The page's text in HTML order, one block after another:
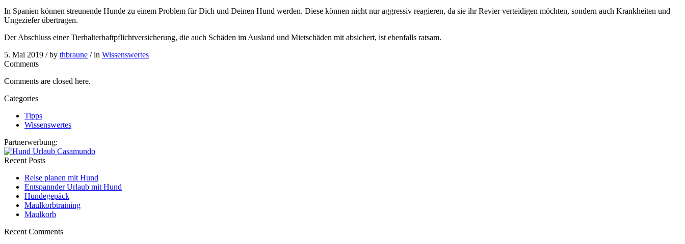
In Spanien können streunende Hunde zu einem Problem für Dich und Deinen Hund werden. Diese können nicht nur aggressiv reagieren, da sie ihr Revier verteidigen möchten, sondern auch Krankheiten und
Ungeziefer übertragen.
Der Abschluss einer Tierhalterhaftpflichtversicherung, die auch Schäden im Ausland und Mietschäden mit absichert, ist ebenfalls ratsam.
5. Mai 2019 /by thbraune / in Wissenswertes
Comments
Comments are closed here.
Categories
Tipps
Wissenswertes
Partnerwerbung:
Recent Posts
Reise planen mit Hund
Entspannder Urlaub mit Hund
Hundegepäck
Maulkorbtraining
Maulkorb
Recent Comments